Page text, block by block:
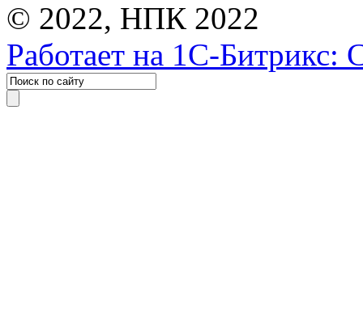
© 2022, НПК 2022
Работает на 1С-Битрикс: